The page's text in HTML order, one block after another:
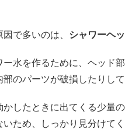
で多いのは、 シャワーヘ
水を作るために、ヘッド
のパーツが破損したりし
したときに出てくる少量
ため、しっかり見分けてく